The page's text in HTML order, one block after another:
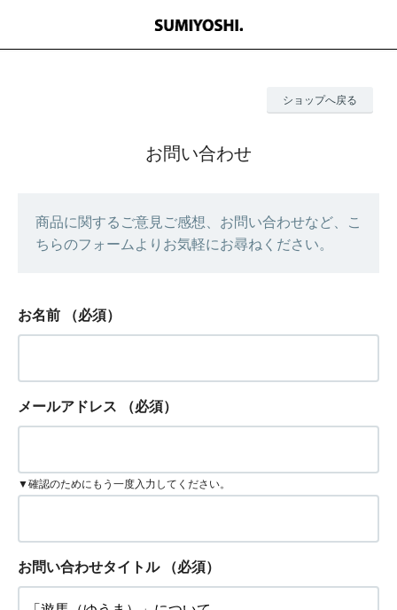
ショップへ戻る
お問い合わせ
商品に関するご意見ご感想、お問い合わせなど、こ
ちらのフォームよりお気軽にお尋ねください。
お名前 （必須）
メールアドレス （必須）
▼確認のためにもう一度入力してください。
お問い合わせタイトル （必須）